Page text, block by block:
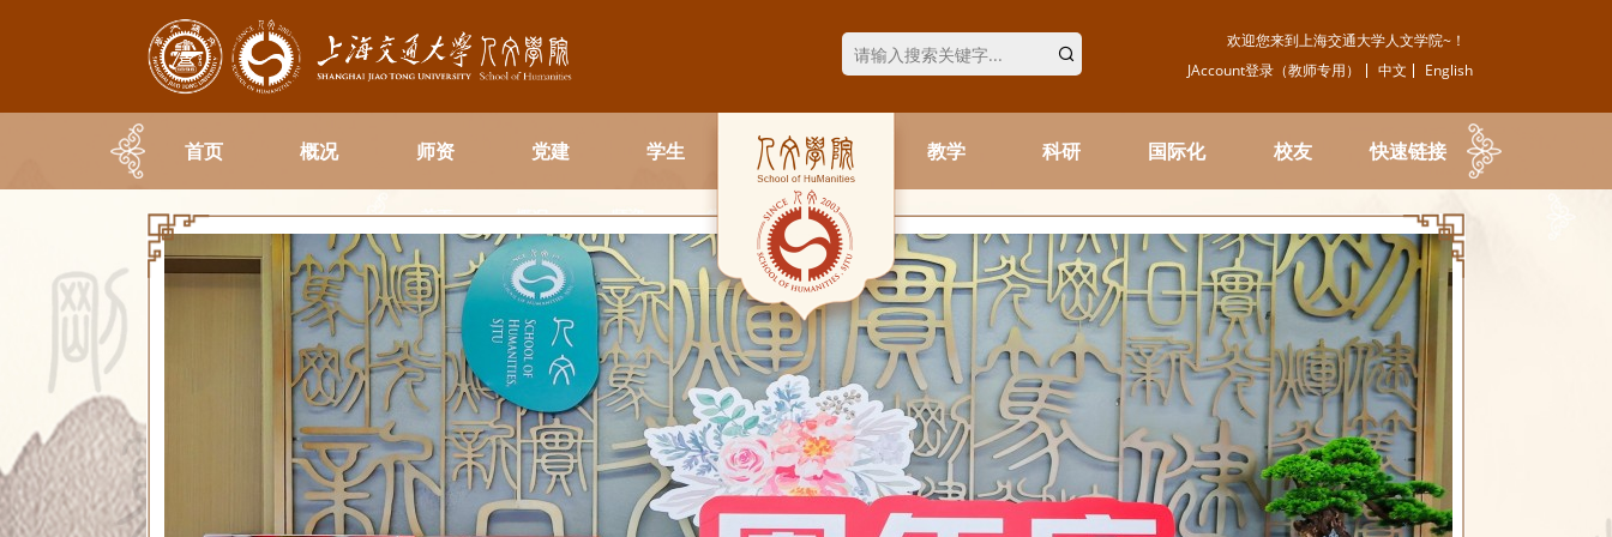
欢迎您来到上海交通大学人文学院~！
JAccount登录（教师专用）
中文 English
首页 概况 师资 党建 学生 教学 科研 国际化 校友 快速链接